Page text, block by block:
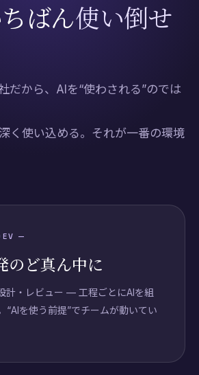
ばん使い倒せ
だから、AIを“使わされる”のでは
く使い込める。それが一番の環境
—
のど真ん中に
計・レビュー — 工程ごとにAIを組
“AIを使う前提”でチームが動いてい